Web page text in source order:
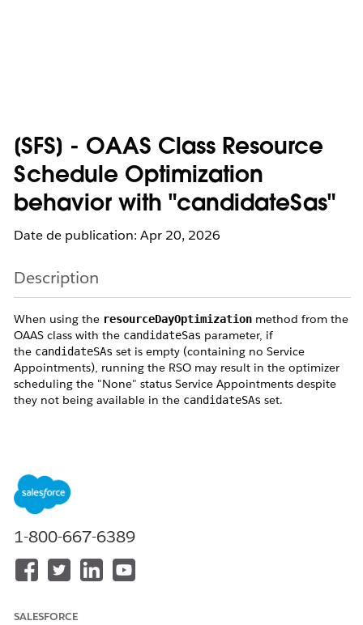
[SFS] - OAAS Class Resource
Schedule Optimization
behavior with "candidateSas"
Date de publication: Apr 20, 2026
Description
When using the resourceDayOptimization method from the
OAAS class with the candidateSas parameter, if
the candidateSAs set is empty (containing no Service
Appointments), running the RSO may result in the optimizer
scheduling the "None" status Service Appointments despite
they not being available in the candidateSAs set.
When the
interprets it as null, and the constraints are not applied.
Hence, new Service Appointments can be scheduled by the
optimizer (None -> Scheduled).
To avoid this behavior, you can set the
parameter to a field like isDeleted or another field that no
1-800-667-6389
SALESFORCE